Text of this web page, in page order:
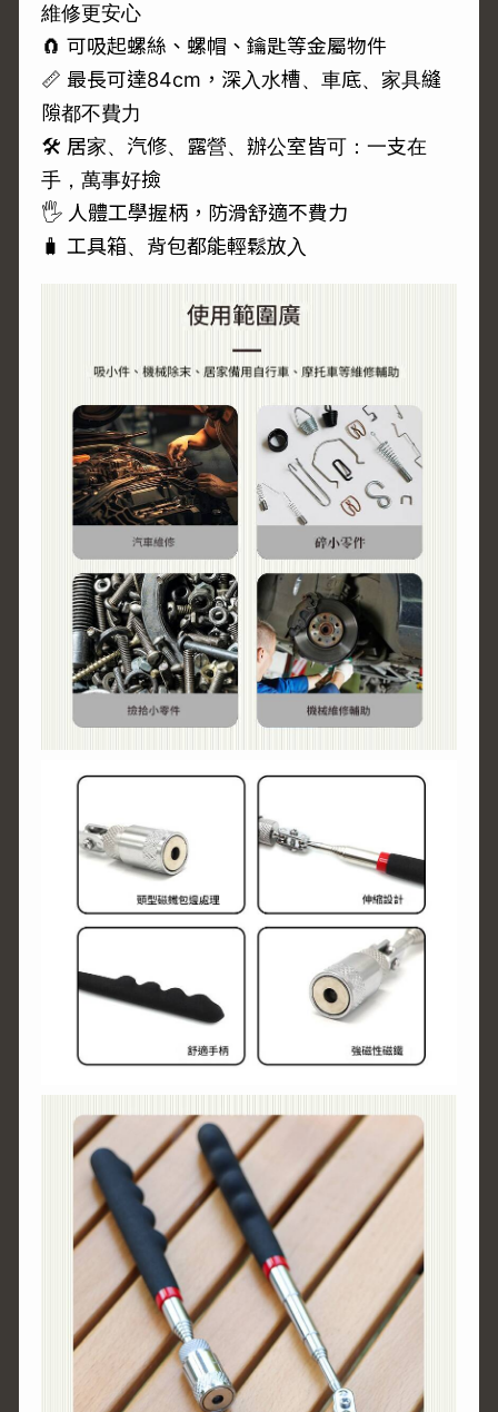
維修更安心
🧲 可吸起螺絲、螺帽、鑰匙等金屬物件
📏 最長可達84cm，深入水槽、車底、家具縫
隙都不費力
🛠️ 居家、汽修、露營、辦公室皆可：一支在
手，萬事好撿
🖐️ 人體工學握柄，防滑舒適不費力
🧳 工具箱、背包都能輕鬆放入